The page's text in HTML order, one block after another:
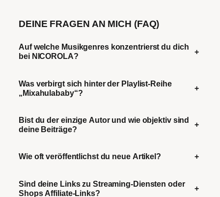
DEINE FRAGEN AN MICH (FAQ)
Auf welche Musikgenres konzentrierst du dich
bei NICOROLA?
+
Was verbirgt sich hinter der Playlist-Reihe
„Mixahulababy“?
+
Bist du der einzige Autor und wie objektiv sind
deine Beiträge?
+
Wie oft veröffentlichst du neue Artikel? +
Sind deine Links zu Streaming-Diensten oder
Shops Affiliate-Links?
+